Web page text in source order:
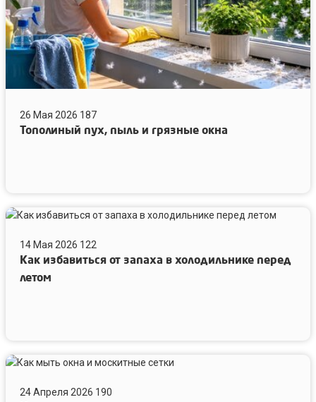
26 Мая 2026 187
Тополиный пух, пыль и грязные окна
Как
запаха
14 Мая 2026 122
Как избавиться от запаха в холодильнике перед
летом
Как
окна24 Апреля 2026 190